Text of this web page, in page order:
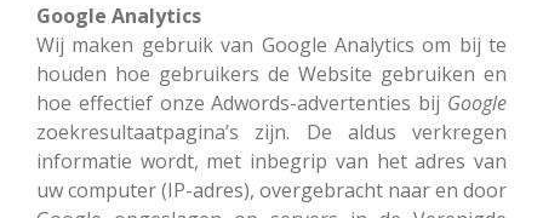
Google Analytics
Wij maken gebruik van Google Analytics om bij te
houden hoe gebruikers de Website gebruiken en
hoe effectief onze Adwords-advertenties bij Google
zoekresultaatpagina’s zijn. De aldus verkregen
informatie wordt, met inbegrip van het adres van
uw computer (IP-adres), overgebracht naar en door